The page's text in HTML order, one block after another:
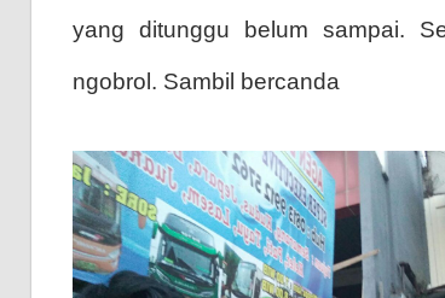
yang ditunggu belum sampai.
ngobrol. Sambil bercanda